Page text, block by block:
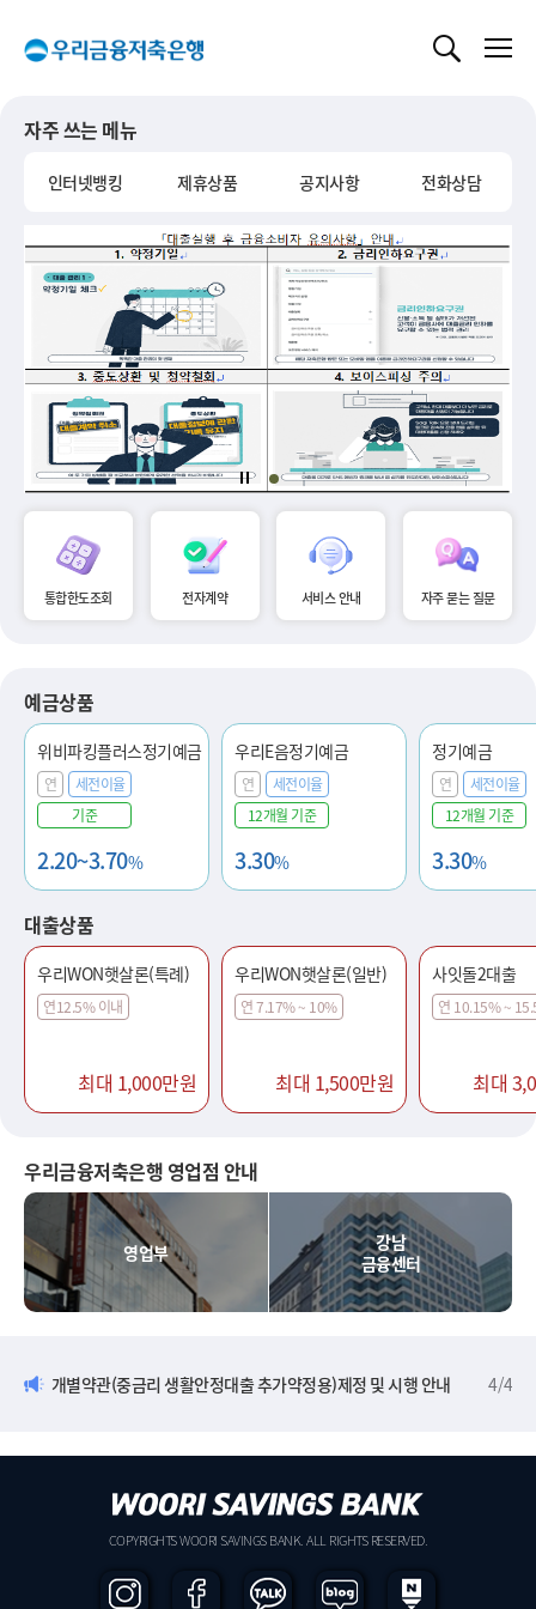
자주 쓰는 메뉴
인터넷뱅킹 제휴상품 공지사항 전화상담
통합한도조회 전자계약 서비스 안내 자주 묻는 질문
예금상품
위비파킹플러스정기예금
연
세전이율
기준
2.20~3.70%
우리E음정기예금
연
세전이율
12개월 기준
3.30%
정기예금
연
세전이율
12개월 기준
3.30%
대출상품
우리WON햇살론(특례)
연12.5% 이내
최대 1,000만원
우리WON햇살론(일반)
연 7.17% ~ 10%
최대 1,500만원
사잇돌2대출
연 10.15% ~
최대
우리금융저축은행 영업점 안내
영업부
강남
금융센터
개별약관(중금리 생활안정대출 추가약정용)제정 및 시행 안내 4/4
COPYRIGHTS WOORI SAVINGS BANK. ALL RIGHTS RESERVED.